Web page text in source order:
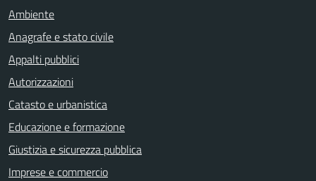
Ambiente
Anagrafe e stato civile
Appalti pubblici
Autorizzazioni
Catasto e urbanistica
Educazione e formazione
Giustizia e sicurezza pubblica
Imprese e commercio